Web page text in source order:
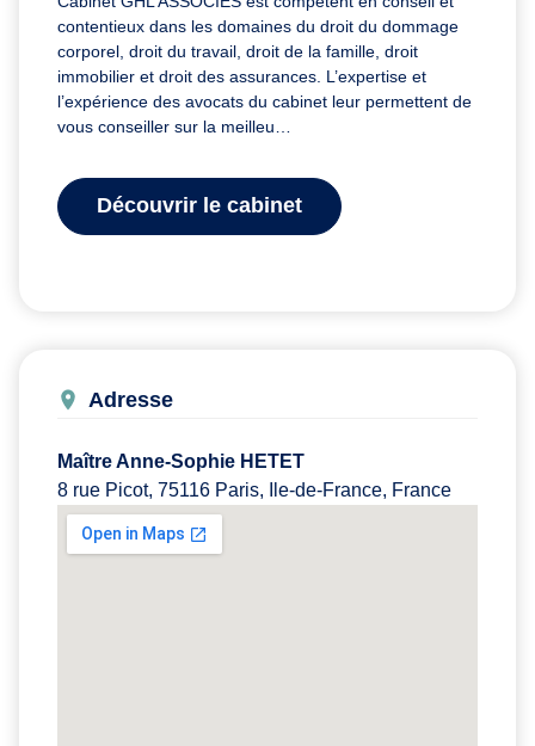
contentieux dans les domaines du droit du dommage
corporel, droit du travail, droit de la famille, droit
immobilier et droit des assurances. L’expertise et
l’expérience des avocats du cabinet leur permettent de
vous conseiller sur la meilleu…
Découvrir le cabinet
Adresse
Maître Anne-Sophie HETET
8 rue Picot, 75116 Paris, Ile-de-France, France